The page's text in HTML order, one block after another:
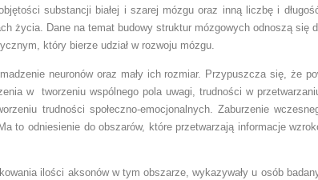
substancji białej i szarej mózgu oraz inną liczbę i
życia. Dane na temat budowy struktur mózgowych odnoszą
który bierze udział w rozwoju mózgu.
neuronów oraz mały ich rozmiar. Przypuszcza się, że
w tworzeniu wspólnego pola uwagi, trudności w
trudności społeczno-emocjonalnych. Zaburzenie
to odniesienie do obszarów, które przetwarzają informacje
ilości aksonów w tym obszarze, wykazywały u osób